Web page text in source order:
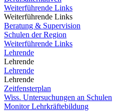
Weiterführende Links
Weiterführende Links
Beratung & Supervision
Schulen der Region
Weiterführende Links
Lehrende
Lehrende
Lehrende
Lehrende
Zeitfensterplan
Wiss. Untersuchungen an Schulen
Monitor Lehrkräftebildung